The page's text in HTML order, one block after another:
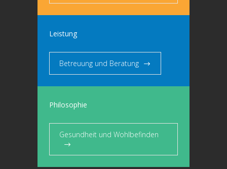
Leistung
Betreuung und Beratung
Philosophie
Gesundheit und Wohlbefinden